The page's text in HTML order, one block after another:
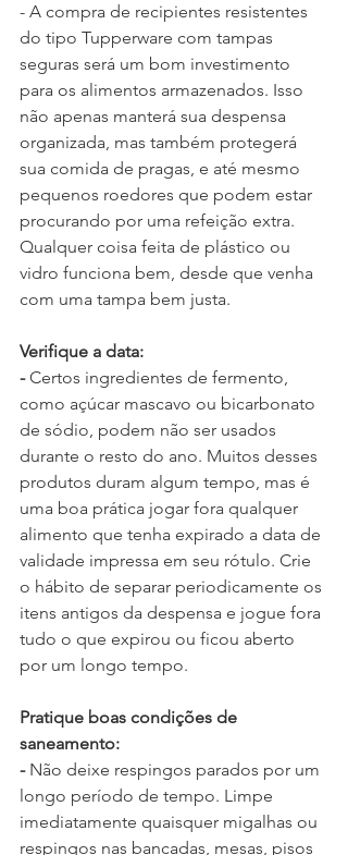
- A compra de recipientes resistentes
do tipo Tupperware com tampas
seguras será um bom investimento
para os alimentos armazenados. Isso
não apenas manterá sua despensa
organizada, mas também protegerá
sua comida de pragas, e até mesmo
pequenos roedores que podem estar
procurando por uma refeição extra.
Qualquer coisa feita de plástico ou
vidro funciona bem, desde que venha
com uma tampa bem justa.
Verifique a data:
- Certos ingredientes de fermento,
como açúcar mascavo ou bicarbonato
de sódio, podem não ser usados ​​
durante o resto do ano. Muitos desses
produtos duram algum tempo, mas é
uma boa prática jogar fora qualquer
alimento que tenha expirado a data de
validade impressa em seu rótulo. Crie
o hábito de separar periodicamente os
itens antigos da despensa e jogue fora
tudo o que expirou ou ficou aberto
por um longo tempo.
Pratique boas condições de
saneamento:
- Não deixe respingos parados por um
longo período de tempo. Limpe
imediatamente quaisquer migalhas ou
respingos nas bancadas, mesas, pisos